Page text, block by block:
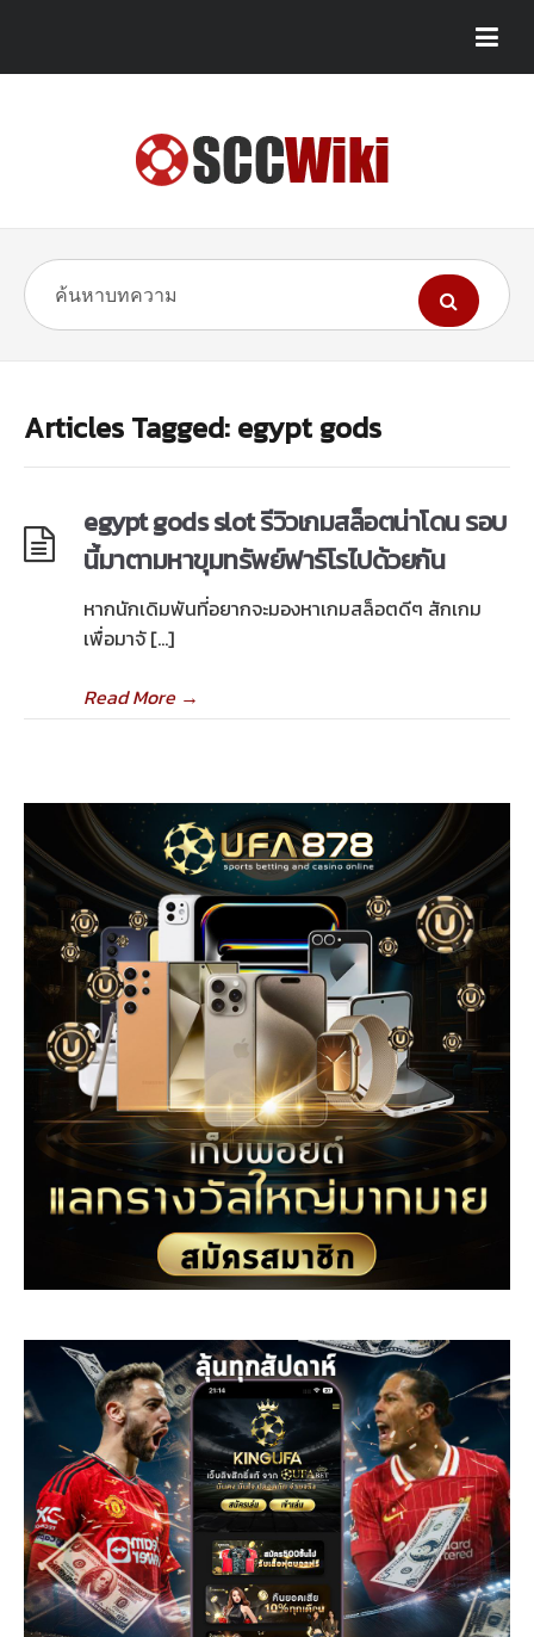
Articles Tagged: egypt gods
egypt gods slot รีวิวเกมสล็อตน่าโดน รอบ
นี้มาตามหาขุมทรัพย์ฟาร์โรไปด้วยกัน
หากนักเดิมพันที่อยากจะมองหาเกมสล็อตดีๆ สักเกม
เพื่อมาจั […]
Read More→